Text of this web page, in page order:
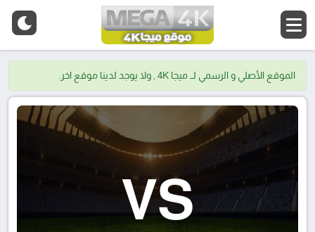
الموقع الأصلي و الرسمي لــ ميجا 4K , ولا يوجد لدينا موقع اخر.
VS